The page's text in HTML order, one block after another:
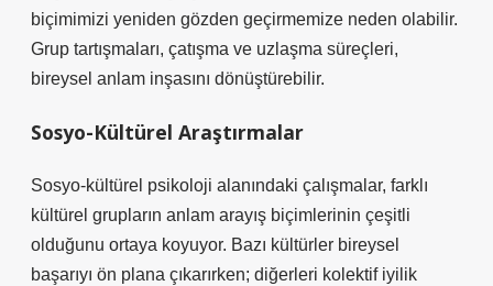
biçimimizi yeniden gözden geçirmemize neden olabilir.
Grup tartışmaları, çatışma ve uzlaşma süreçleri,
bireysel anlam inşasını dönüştürebilir.
Sosyo-Kültürel Araştırmalar
Sosyo-kültürel psikoloji alanındaki çalışmalar, farklı
kültürel grupların anlam arayış biçimlerinin çeşitli
olduğunu ortaya koyuyor. Bazı kültürler bireysel
başarıyı ön plana çıkarırken; diğerleri kolektif iyilik